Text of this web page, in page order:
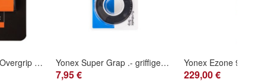
Head Prime Tour - Overgrip - verschiedene Farben und Mengen Yonex Super Grap .- griffiges Overgrip - verschiedene Farben und Mengen
7,95 € 229,00 €